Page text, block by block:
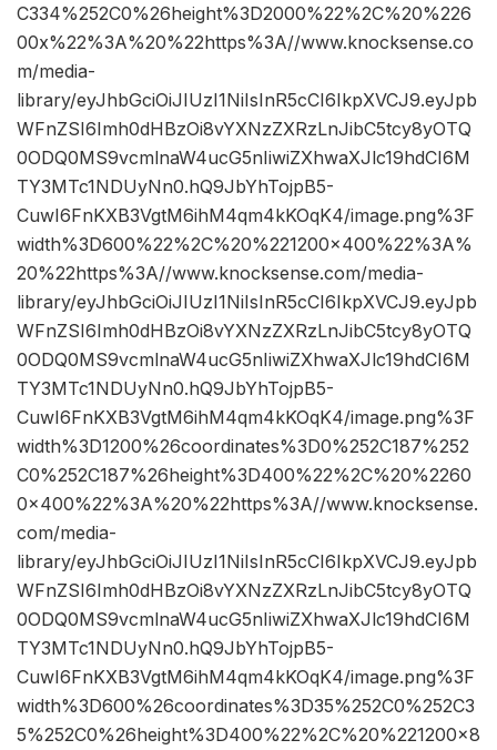
C334%252C0%26height%3D2000%22%2C%20%226
00x%22%3A%20%22https%3A//www.knocksense.co
m/media-
library/eyJhbGciOiJIUzI1NiIsInR5cCI6IkpXVCJ9.eyJpb
WFnZSI6Imh0dHBzOi8vYXNzZXRzLnJibC5tcy8yOTQ
0ODQ0MS9vcmlnaW4ucG5nIiwiZXhwaXJlc19hdCI6M
TY3MTc1NDUyNn0.hQ9JbYhTojpB5-
CuwI6FnKXB3VgtM6ihM4qm4kKOqK4/image.png%3F
width%3D600%22%2C%20%221200×400%22%3A%
20%22https%3A//www.knocksense.com/media-
library/eyJhbGciOiJIUzI1NiIsInR5cCI6IkpXVCJ9.eyJpb
WFnZSI6Imh0dHBzOi8vYXNzZXRzLnJibC5tcy8yOTQ
0ODQ0MS9vcmlnaW4ucG5nIiwiZXhwaXJlc19hdCI6M
TY3MTc1NDUyNn0.hQ9JbYhTojpB5-
CuwI6FnKXB3VgtM6ihM4qm4kKOqK4/image.png%3F
width%3D1200%26coordinates%3D0%252C187%252
C0%252C187%26height%3D400%22%2C%20%2260
0×400%22%3A%20%22https%3A//www.knocksense.
com/media-
library/eyJhbGciOiJIUzI1NiIsInR5cCI6IkpXVCJ9.eyJpb
WFnZSI6Imh0dHBzOi8vYXNzZXRzLnJibC5tcy8yOTQ
0ODQ0MS9vcmlnaW4ucG5nIiwiZXhwaXJlc19hdCI6M
TY3MTc1NDUyNn0.hQ9JbYhTojpB5-
CuwI6FnKXB3VgtM6ihM4qm4kKOqK4/image.png%3F
width%3D600%26coordinates%3D35%252C0%252C3
5%252C0%26height%3D400%22%2C%20%221200×8